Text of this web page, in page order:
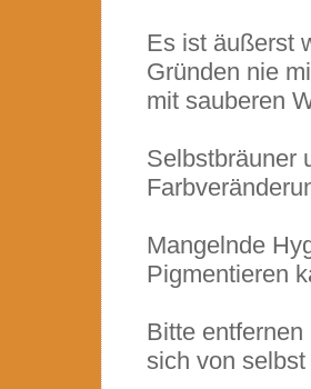
Es ist äußerst
Gründen nie
mit sauberen
Selbstbräuner
Mangelnde
Pigmentieren
Bitte
sich von